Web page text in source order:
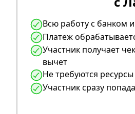
Всю работу с банком
Платеж
Участник получает
вычет
Не требуются
Участник сразу